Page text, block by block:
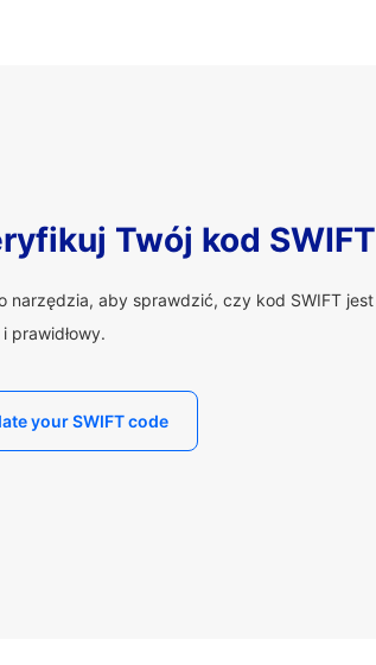
Twój kod SWIFT
narzędzia, aby sprawdzić, czy kod SWIFT jest
prawidłowy.
your SWIFT code